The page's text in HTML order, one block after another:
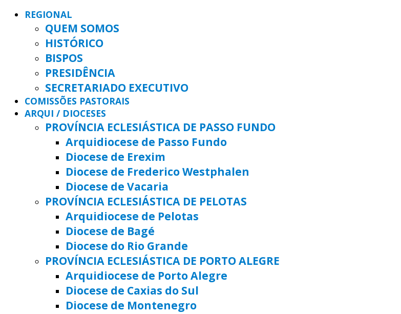
REGIONAL
QUEM SOMOS
HISTÓRICO
BISPOS
PRESIDÊNCIA
SECRETARIADO EXECUTIVO
COMISSÕES PASTORAIS
ARQUI / DIOCESES
PROVÍNCIA ECLESIÁSTICA DE PASSO FUNDO
Arquidiocese de Passo Fundo
Diocese de Erexim
Diocese de Frederico Westphalen
Diocese de Vacaria
PROVÍNCIA ECLESIÁSTICA DE PELOTAS
Arquidiocese de Pelotas
Diocese de Bagé
Diocese do Rio Grande
PROVÍNCIA ECLESIÁSTICA DE PORTO ALEGRE
Arquidiocese de Porto Alegre
Diocese de Caxias do Sul
Diocese de Montenegro